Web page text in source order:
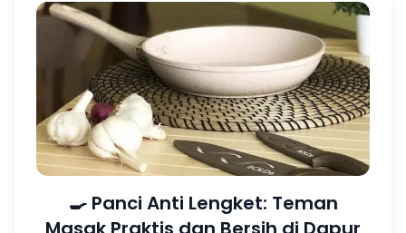
🍳 Panci Anti Lengket: Teman